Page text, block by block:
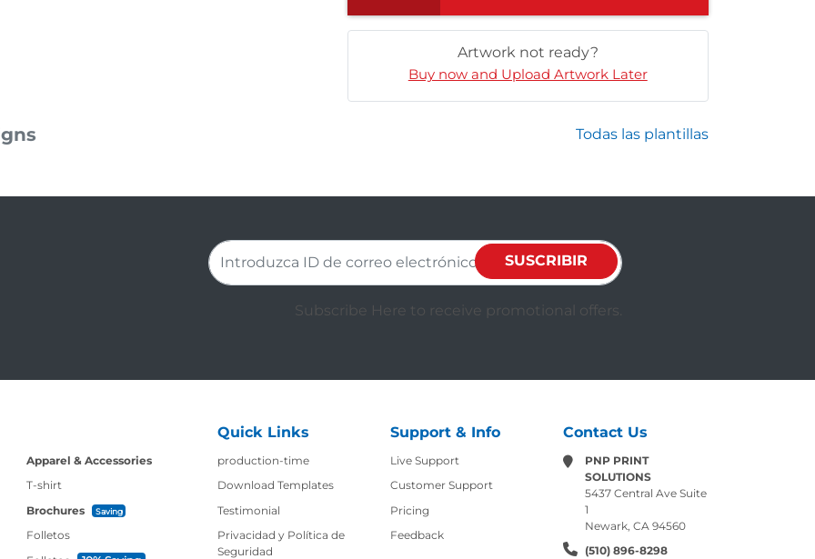
Artwork not ready?
Buy now and Upload Artwork Later
Todas las plantillas
SUSCRIBIR
Subscribe Here to receive promotional offers.
Apparel & Accessories
T-shirt
Brochures Saving
Folletos
Quick Links
production-time
production-time
Download Templates
Testimonial
Privacidad y Política de
Seguridad
Support & Info
Live Support
Customer Support
Pricing
Feedback
Contact Us
PNP PRINT
SOLUTIONS
5437 Central Ave Suite
1
Newark, CA 94560
(510) 896-8298